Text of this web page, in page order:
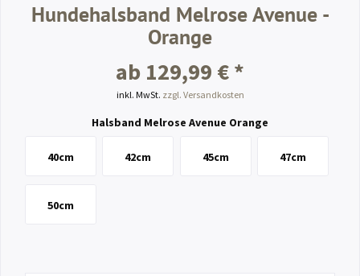
Hundehalsband Melrose Avenue -
Orange
ab 129,99 € *
inkl. MwSt. zzgl. Versandkosten
Halsband Melrose Avenue Orange
40cm 42cm 45cm 47cm
50cm